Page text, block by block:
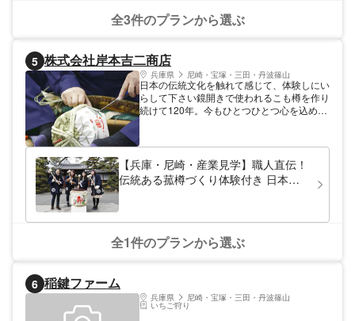
全3件のプランから選ぶ
5 株式会社岸本吉二商店
兵庫県 尼崎・宝塚・三田・丹波篠山
日本の伝統文化を触れて感じて、体験しにい
らして下さい鏡開きで使われるこも樽を作り
続けて120年。今もひとつひとつ心を込めて
【兵庫・尼崎・産業見学】職人直伝！
伝統ある菰樽づくり体験付き 日本酒
全1件のプランから選ぶ
6 稲鍵ファーム
兵庫県 尼崎・宝塚・三田・丹波篠山
いちご狩り